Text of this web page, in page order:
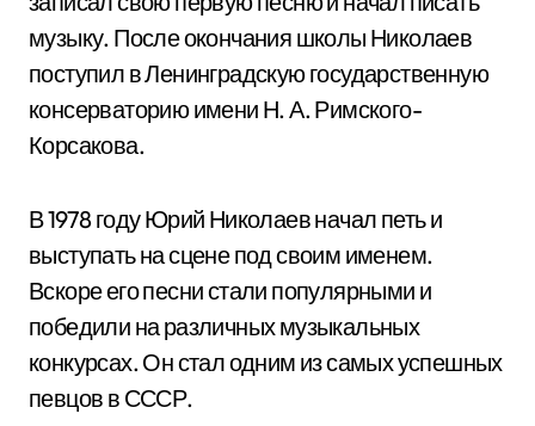
музыку. После окончания школы Николаев
поступил в Ленинградскую государственную
консерваторию имени Н. А. Римского-
Корсакова.
В 1978 году Юрий Николаев начал петь и
выступать на сцене под своим именем.
Вскоре его песни стали популярными и
победили на различных музыкальных
конкурсах. Он стал одним из самых успешных
певцов в СССР.